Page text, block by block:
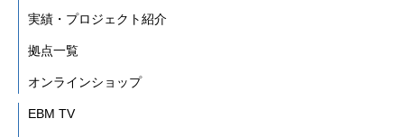
実績・プロジェクト紹介
拠点一覧
オンラインショップ
EBM TV